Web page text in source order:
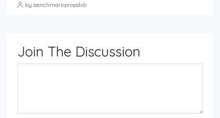
by benchmarkpropdxb
Join The Discussion